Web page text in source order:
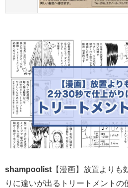
shampoolist 【漫画】放置より
りに違いが出るトリートメント